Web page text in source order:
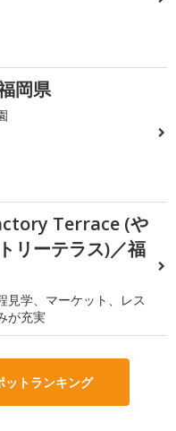
岡県
Terrace (や
リーテラス)／福
見学、マーケット、レス
が充実
ットランキング